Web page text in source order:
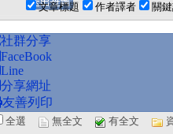
文章標題
作者譯者 關
社群分享
FaceBook
Line
分享網址
友善列印
全選 無全文 有全文